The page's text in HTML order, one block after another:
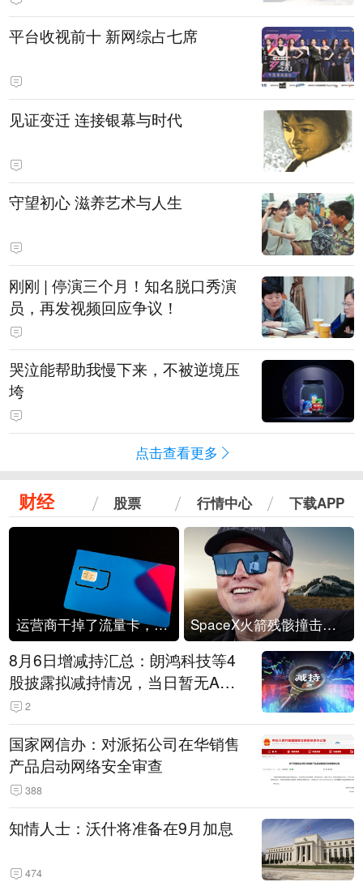
平台收视前十 新网综占七席
见证变迁 连接银幕与时代
守望初心 滋养艺术与人生
刚刚 | 停演三个月！知名脱口秀演
员，再发视频回应争议！
哭泣能帮助我慢下来，不被逆境压
垮
点击查看更多
财经 股票 行情中心 下载APP
运营商干掉了流量卡，他们真的玩不起了 SpaceX火箭残骸撞击月球
8月6日增减持汇总：朗鸿科技等4
股披露拟减持情况，当日暂无A股
公司披露拟增持情况（表）
2
国家网信办：对派拓公司在华销售
产品启动网络安全审查
388
知情人士：沃什将准备在9月加息
474